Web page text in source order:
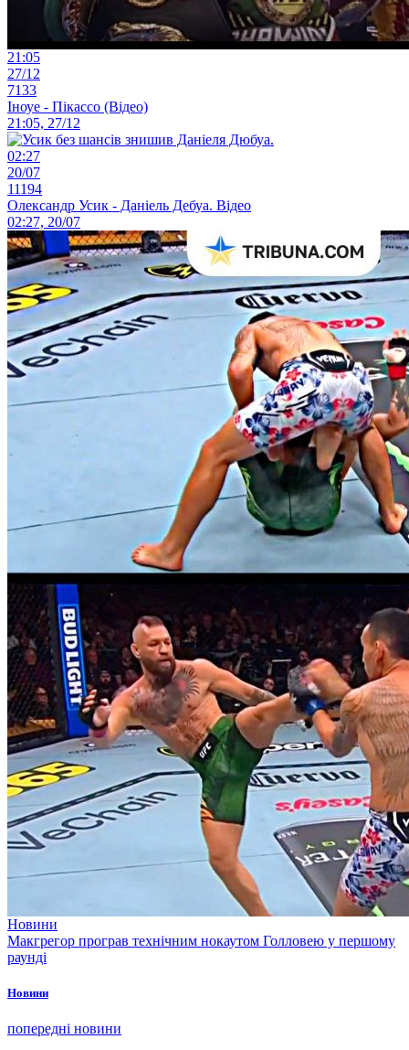
21:05
27/12
7133
Іноуе - Пікассо (Відео)
21:05, 27/12
02:27
20/07
11194
Олександр Усик - Даніель Дебуа. Відео
02:27, 20/07
Новини
Макгрегор програв технічним нокаутом Голловею у першому
раунді
Новини
попередні новини